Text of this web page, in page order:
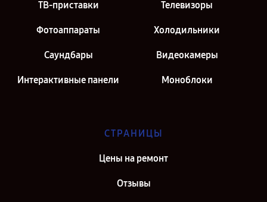
ТВ-приставки Телевизоры
Фотоаппараты Холодильники
Саундбары Видеокамеры
Интерактивные панели Моноблоки
СТРАНИЦЫ
Цены на ремонт
Отзывы